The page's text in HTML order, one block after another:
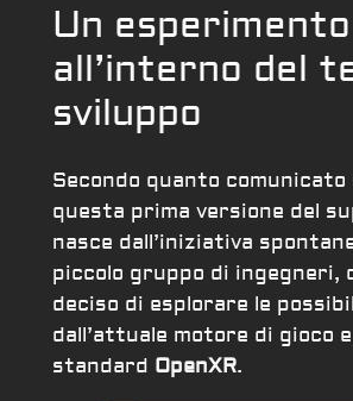
Un
all’interno del
sviluppo
Secondo quanto comunicato
questa prima versione del
nasce dall’iniziativa
piccolo gruppo di ingegneri,
deciso di esplorare le
dall’attuale motore di gioco
standard OpenXR.